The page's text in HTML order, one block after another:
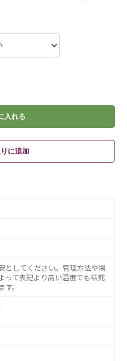
入れる
に追加
としてください。管理方法や場
って表記より高い温度でも枯死
。